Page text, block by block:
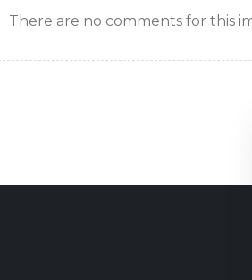
There are no comments for this